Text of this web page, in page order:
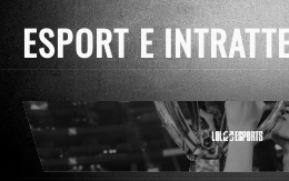
ESPORT E